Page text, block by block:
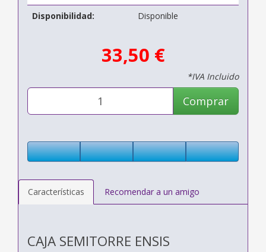
Disponibilidad:
Disponible
33,50 €
*IVA Incluido
Comprar
Características Recomendar a un amigo
CAJA SEMITORRE ENSIS